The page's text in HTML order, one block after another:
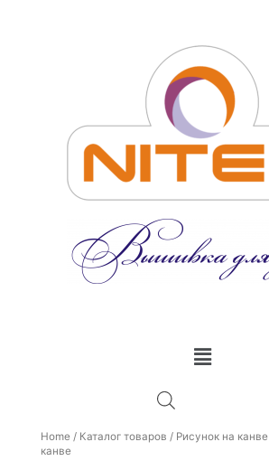
Home / Каталог товаров / Рисунок на канве
канве